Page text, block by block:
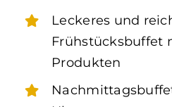
Leckeres und
Frühstücksbuffet
Produkten